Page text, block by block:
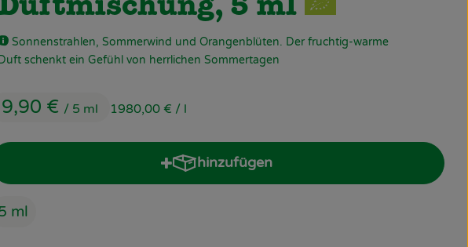
5 ml
Sonnenstrahlen, Sommerwind und Orangenblüten. Der fruchtig-warme
Duft schenkt ein Gefühl von herrlichen Sommertagen
9,90 € / 5 ml 1980,00 € / l
hinzufügen
Produkt zum Warenkorb hinzufügen
ml